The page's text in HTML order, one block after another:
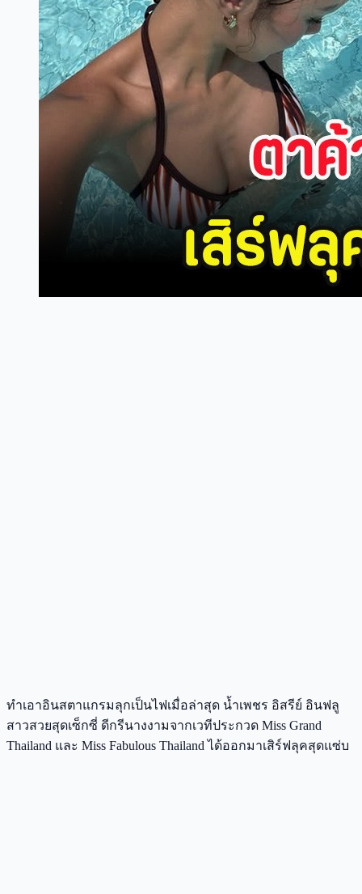
ทำเอาอินสตาแกรมลุกเป็นไฟเมื่อล่าสุด น้ำเพชร อิสรีย์ อินฟลู
สาวสวยสุดเซ็กซี่ ดีกรีนางงามจากเวทีประกวด Miss Grand
Thailand และ Miss Fabulous Thailand ได้ออกมาเสิร์ฟลุคสุดแซ่บ